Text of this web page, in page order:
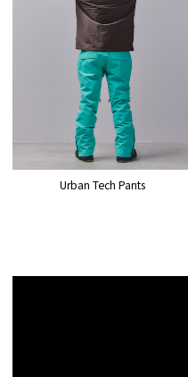
Urban Tech Pants